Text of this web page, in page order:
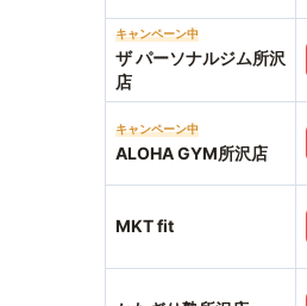
キャンペーン中
ザ パーソナルジム所沢
店
キャンペーン中
ALOHA GYM所沢店
MKT fit